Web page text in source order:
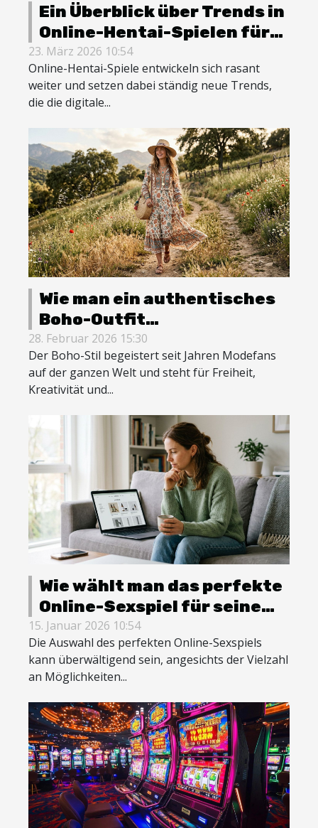
Ein Überblick über Trends in
Online-Hentai-Spielen für
2026
23. März 2026 10:54
Online-Hentai-Spiele entwickeln sich rasant
weiter und setzen dabei ständig neue Trends,
die die digitale...
Wie man ein authentisches
Boho-Outfit
zusammenstellt
28. Februar 2026 15:30
Der Boho-Stil begeistert seit Jahren Modefans
auf der ganzen Welt und steht für Freiheit,
Kreativität und...
Wie wählt man das perfekte
Online-Sexspiel für seine
Bedürfnisse?
15. Januar 2026 10:54
Die Auswahl des perfekten Online-Sexspiels
kann überwältigend sein, angesichts der Vielzahl
an Möglichkeiten...